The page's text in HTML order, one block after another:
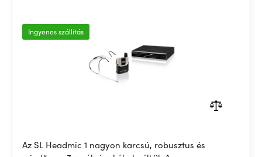
Ingyenes szállítás
Az SL Headmic 1 nagyon karcsú, robusztus és